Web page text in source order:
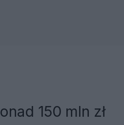
150 mln zł